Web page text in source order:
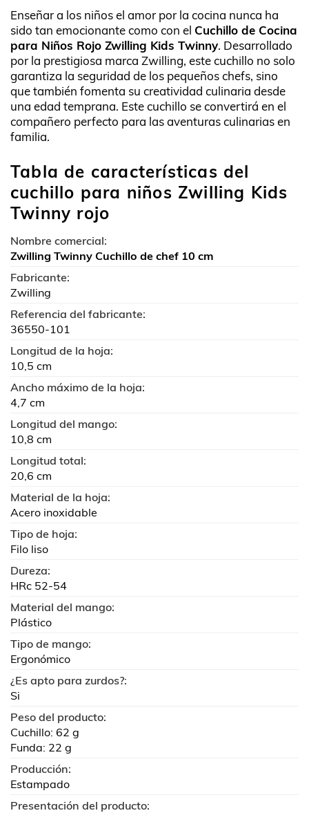
Enseñar a los niños el amor por la cocina nunca ha
sido tan emocionante como con el Cuchillo de Cocina
para Niños Rojo Zwilling Kids Twinny. Desarrollado
por la prestigiosa marca Zwilling, este cuchillo no solo
garantiza la seguridad de los pequeños chefs, sino
que también fomenta su creatividad culinaria desde
una edad temprana. Este cuchillo se convertirá en el
compañero perfecto para las aventuras culinarias en
familia.
Tabla de características del
cuchillo para niños Zwilling Kids
Twinny rojo
Nombre comercial:
Zwilling Twinny Cuchillo de chef 10 cm
Fabricante:
Zwilling
Referencia del fabricante:
36550-101
Longitud de la hoja:
10,5 cm
Ancho máximo de la hoja:
4,7 cm
Longitud del mango:
10,8 cm
Longitud total:
20,6 cm
Material de la hoja:
Acero inoxidable
Tipo de hoja:
Filo liso
Dureza:
HRc 52-54
Material del mango:
Plástico
Tipo de mango:
Ergonómico
¿Es apto para zurdos?:
Si
Peso del producto:
Cuchillo: 62 g
Funda: 22 g
Producción:
Estampado
Presentación del producto: